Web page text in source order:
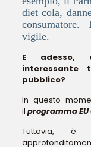
diet cola,
vigile.
E adesso,
pubblico?
In questo
il programma EU
Tuttavia, è